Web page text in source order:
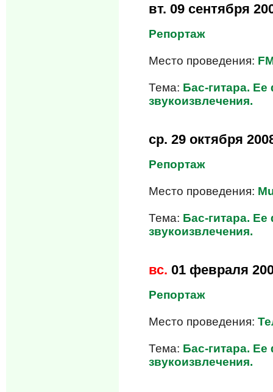
вт. 09 сентября
Репортаж
Место проведения:
Тема: Бас-гитара.
звукоизвлечения.
ср. 29 октября
Репортаж
Место проведения:
Тема: Бас-гитара.
звукоизвлечения.
вс. 01 февраля
Репортаж
Место проведения:
Тема: Бас-гитара.
звукоизвлечения.